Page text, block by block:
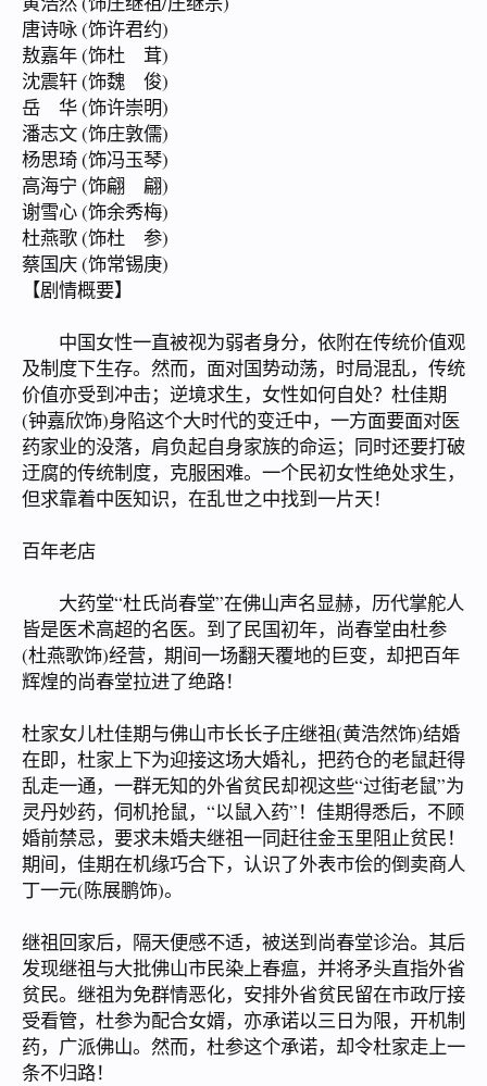
唐诗咏 (饰许君约)
敖嘉年 (饰杜 茸)
沈震轩 (饰魏 俊)
岳 华 (饰许崇明)
潘志文 (饰庄敦儒)
杨思琦 (饰冯玉琴)
高海宁 (饰翩 翩)
谢雪心 (饰余秀梅)
杜燕歌 (饰杜 参)
蔡国庆 (饰常锡庚)
【剧情概要】
中国女性一直被视为弱者身分，依附在传统价值观
及制度下生存。然而，面对国势动荡，时局混乱，传统
价值亦受到冲击；逆境求生，女性如何自处？杜佳期
(钟嘉欣饰)身陷这个大时代的变迁中，一方面要面对医
药家业的没落，肩负起自身家族的命运；同时还要打破
迂腐的传统制度，克服困难。一个民初女性绝处求生，
但求靠着中医知识，在乱世之中找到一片天！
百年老店
大药堂“杜氏尚春堂”在佛山声名显赫，历代掌舵人
皆是医术高超的名医。到了民国初年，尚春堂由杜参
(杜燕歌饰)经营，期间一场翻天覆地的巨变，却把百年
辉煌的尚春堂拉进了绝路！
杜家女儿杜佳期与佛山市长长子庄继祖(黄浩然饰)结婚
在即，杜家上下为迎接这场大婚礼，把药仓的老鼠赶得
乱走一通，一群无知的外省贫民却视这些“过街老鼠”为
灵丹妙药，伺机抢鼠，“以鼠入药”！佳期得悉后，不顾
婚前禁忌，要求未婚夫继祖一同赶往金玉里阻止贫民！
期间，佳期在机缘巧合下，认识了外表市侩的倒卖商人
丁一元(陈展鹏饰)。
继祖回家后，隔天便感不适，被送到尚春堂诊治。其后
发现继祖与大批佛山市民染上春瘟，并将矛头直指外省
贫民。继祖为免群情恶化，安排外省贫民留在市政厅接
受看管，杜参为配合女婿，亦承诺以三日为限，开机制
药，广派佛山。然而，杜参这个承诺，却令杜家走上一
条不归路！